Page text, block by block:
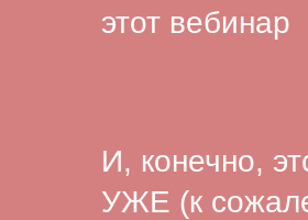
этот вебинар
И, конечно,
УЖЕ (к